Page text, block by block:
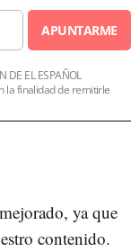
APUNTARME
DE EL ESPAÑOL
la finalidad de remitirle
ya que
contenido.